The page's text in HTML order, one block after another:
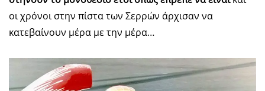
οι χρόνοι στην πίστα των Σερρών άρχισαν να
κατεβαίνουν μέρα με την μέρα…